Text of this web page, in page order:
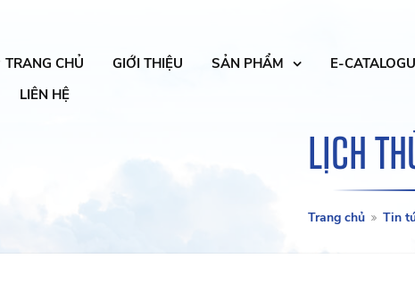
TRANG CHỦ GIỚI THIỆU SẢN PHẨM E-
LIÊN HỆ
LỊCH
Trang chủ Tin